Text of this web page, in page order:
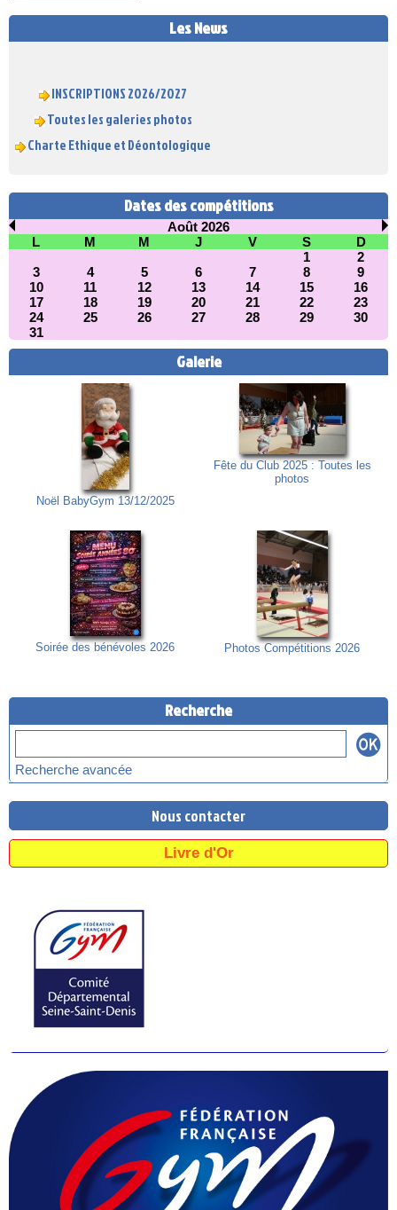
Les News
INSCRIPTIONS 2026/2027
Toutes les galeries photos
Charte Ethique et Déontologique
Dates des compétitions
Août 2026
L
M M J V S
D
1
2
3
4 5 6 7 8
9
10
11 12 13 14 15
16
17
18 19 20 21 22
23
24
25 26 27 28 29
30
31
Galerie
Noël BabyGym 13/12/2025
Fête du Club 2025 : Toutes les
photos
Soirée des bénévoles 2026 Photos Compétitions 2026
Recherche
Recherche avancée
Nous contacter
Livre d'Or